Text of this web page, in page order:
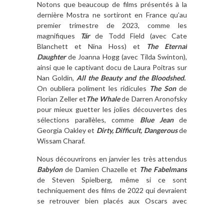
Notons que beaucoup de films présentés à la
dernière Mostra ne sortiront en France qu’au
premier trimestre de 2023, comme les
magnifiques
Tár de Todd Field (avec Cate
Blanchett et Nina Hoss) et
The Eternal
Daughterde Joanna Hogg (avec Tilda Swinton),
ainsi que le captivant docu de Laura Poitras sur
Nan Goldin, All the Beauty and the Bloodshed.
On oubliera poliment les ridicules The Sonde
Florian Zeller etThe Whalede Darren Aronofsky
pour mieux guetter les jolies découvertes des
sélections parallèles, comme Blue Jeande
Georgia Oakley et Dirty, Difficult, Dangerousde
Wissam Charaf.
Nous découvrirons en janvier les très attendus
Babylonde Damien Chazelle et The Fabelmans
de Steven Spielberg, même si ce sont
techniquement des films de 2022 qui devraient
se retrouver bien placés aux Oscars avec